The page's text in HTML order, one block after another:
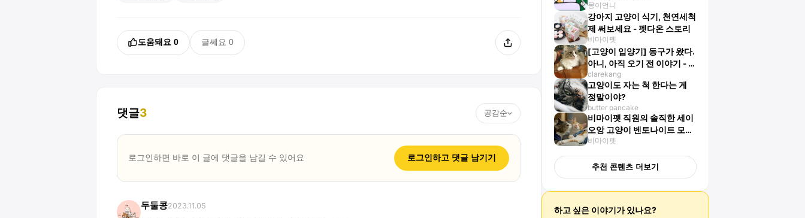
도움돼요 0 글쎄요 0
댓글3 공감순
로그인하면 바로 이 글에 댓글을 남길 수 있어요 로그인하고 댓글 남기기
두둘콩2023.11.05
몽이언니
강아지 고양이 식기, 천연세척
제 써보세요 - 펫다온 스토리
비마이펫
[고양이 입양기] 동구가 왔다.
아니, 아직 오기 전 이야기 - 동
구는 처음이라
clarekang
고양이도 자는 척 한다는 게
정말이야?
butter pancake
비마이펫 직원의 솔직한 세이
오앙 고양이 벤토나이트 모래
후기
비마이펫
추천 콘텐츠 더보기
하고 싶은 이야기가 있나요?